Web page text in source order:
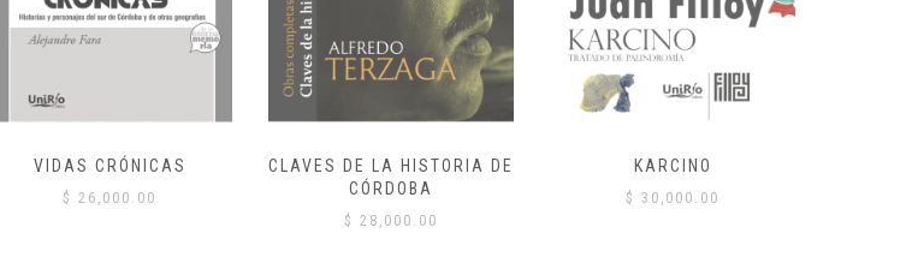
VIDAS CRÓNICAS
$ 26,000.00
CLAVES DE LA HISTORIA DE
CÓRDOBA
$ 28,000.00
KARCINO
$ 30,000.00